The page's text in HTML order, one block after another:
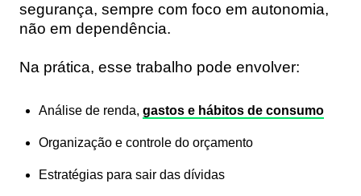
segurança, sempre com foco em autonomia,
não em dependência.
Na prática, esse trabalho pode envolver:
Análise de renda, gastos e hábitos de consumo
Organização e controle do orçamento
Estratégias para sair das dívidas